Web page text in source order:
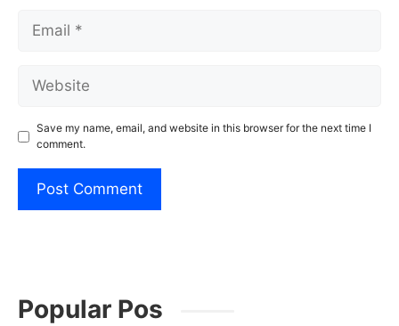
Email
Website
Save my name, email, and website in this browser for the next time I
comment.
Popular Pos